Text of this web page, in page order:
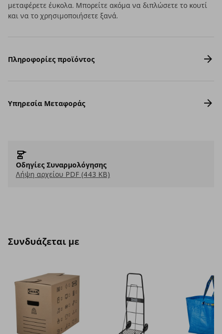
μεταφέρετε έυκολα. Μπορείτε ακόμα να διπλώσετε το κουτί
και να το χρησιμοποιήσετε ξανά.
Πληροφορίες προϊόντος
Υπηρεσία Μεταφοράς
Οδηγίες Συναρμολόγησης
Λήψη αρχείου PDF (443 KB)
Συνδυάζεται με